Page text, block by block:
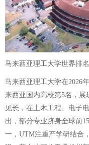
马来西亚理工大学世界排名
马来西亚理工大学在2026
来西亚国内高校第5名，
见长，在土木工程、电子
出，部分专业跻身全球前
一，UTM注重产学研结合